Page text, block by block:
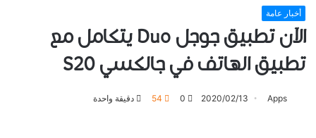
أخبار عامة
الآن ﺗﻄﺒﻴﻖ جوجل Duo ﻳﺘﻜﺎﻣﻞ ﻣﻊ
ﺗﻄﺒﻴﻖ ﺍﻟﻬﺎﺗﻒ ﻓﻲ ﺟﺎﻟﻜﺴﻲ S20
Apps
2020/02/13
0
54 دقيقة واحدة